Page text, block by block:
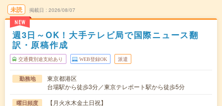
未読
NEW
掲載日 2026/08/07
週3日～OK！大手テレビ局で国際ニュース翻
訳・原稿作成
交通費別途支給あり WEB登録OK 派遣
勤務地
東京都港区
台場駅から徒歩3分／東京テレポート駅から徒歩5分
曜日頻度 【月火水木金土日祝】